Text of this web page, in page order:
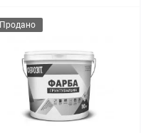
Продано